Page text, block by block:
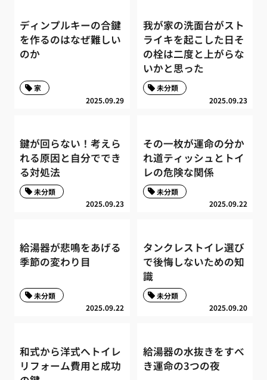
ディンプルキーの合鍵
を作るのはなぜ難しい
のか
2025.09.29
家
我が家の洗面台がスト
ライキを起こした日そ
の栓は二度と上がらな
いかと思った
2025.09.23
未分類
鍵が回らない！考えら
れる原因と自分ででき
る対処法
2025.09.23
未分類
その一枚が運命の分か
れ道ティッシュとトイ
レの危険な関係
2025.09.22
未分類
給湯器が悲鳴をあげる
季節の変わり目
2025.09.22
未分類
タンクレストイレ選び
で後悔しないための知
識
2025.09.20
未分類
和式から洋式へトイレ
リフォーム費用と成功
給湯器の水抜きをすべ
き運命の3つの夜